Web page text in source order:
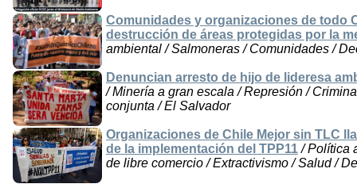
Comunidades y organizaciones de todo
destrucción de áreas protegidas por la
ambiental / Salmoneras / Comunidades /
Denuncian arresto de hijo de lideresa
/ Minería a gran escala / Represión /
conjunta / El Salvador
Organizaciones de Chile Mejor sin TLC
de la implementación del TPP11/ Política
de libre comercio / Extractivismo / Salud /